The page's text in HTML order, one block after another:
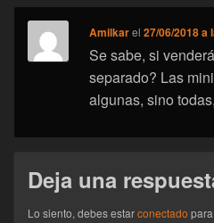
Amilkarel27/06/2018 a
Se sabe, si
separado? Las
algunas, sino
Deja una
Lo siento, debes estarconectado